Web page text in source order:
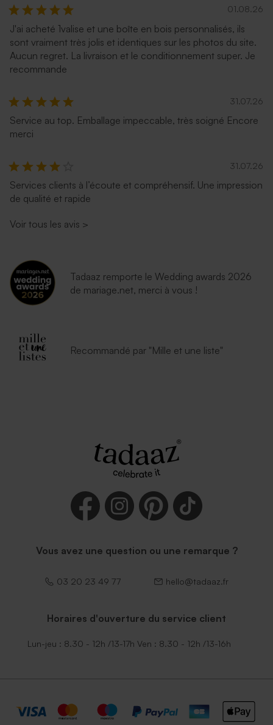
Enveloppe naissance longue
rose nude
Enveloppe naissance rouille
longue
Superbe enveloppe noire
01.08.26
J'ai acheté 1valise et une boîte en bois personnalisés, ils
sont vraiment très jolis et identiques sur les photos du site.
Aucun regret. La livraison et le conditionnement super. Je
recommande
31.07.26
Service au top. Emballage impeccable, très soigné Encore
merci
31.07.26
Services clients à l’écoute et compréhensif. Une impression
de qualité et rapide
Voir tous les avis >
Tadaaz remporte le Wedding awards 2026
de mariage.net, merci à vous !
Recommandé par "Mille et une liste"
Vous avez une question ou une remarque ?
03 20 23 49 77 hello@tadaaz.fr
Horaires d'ouverture du service client
Lun-jeu : 8.30 - 12h /13-17h Ven : 8.30 - 12h /13-16h